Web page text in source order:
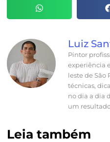
Luiz
Pintor
experiência
leste de
técnicas,
no dia a dia
um
Leia também